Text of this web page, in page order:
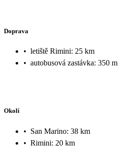
Doprava
• letiště Rimini: 25 km
• autobusová zastávka: 350 m
Okolí
• San Marino: 38 km
• Rimini: 20 km